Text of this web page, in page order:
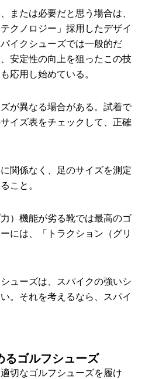
または必要だと思う場合は、
クノロジー」採用したデザイ
イクシューズでは一般的だ
安定性の向上を狙ったこの技
応用し始めている。
が異なる場合がある。試着で
イズ表をチェックして、正確
関係なく、足のサイズを測定
こと。
）機能が劣る靴では最高のゴ
には、「トラクション（グリ
ューズは、スパイクの強いシ
。それを考えるなら、スパイ
るゴルフシューズ
切なゴルフシューズを履け